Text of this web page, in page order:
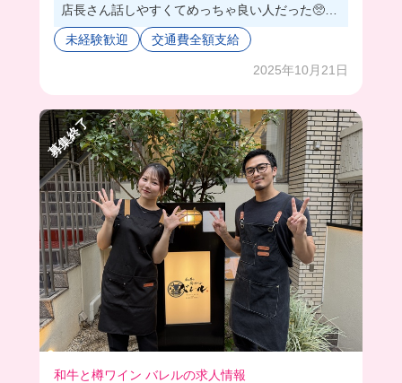
店長さん話しやすくてめっちゃ良い人だった🥺
オープンしてまだ１年くらいしか経ってないから
店内綺麗だし、まかないが…🤤
の‼️
並と言っても松坂牛なんで、最高に美味しいです
よ🫠
未経験歓迎 交通費全額支給
2025年10月21日
募集終了
和牛と樽ワイン バレルの求人情報